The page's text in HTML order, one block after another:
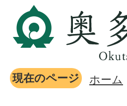
現在のページ ホーム